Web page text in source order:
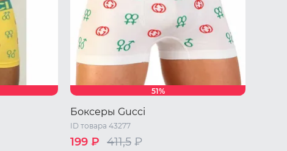
51%
Боксеры Gucci
ID товара 43277
199 ₽ 411,5 ₽